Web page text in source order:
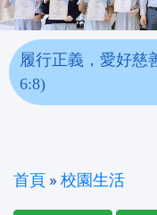
履行正義，愛好慈
6:8)
首頁 » 校園生活